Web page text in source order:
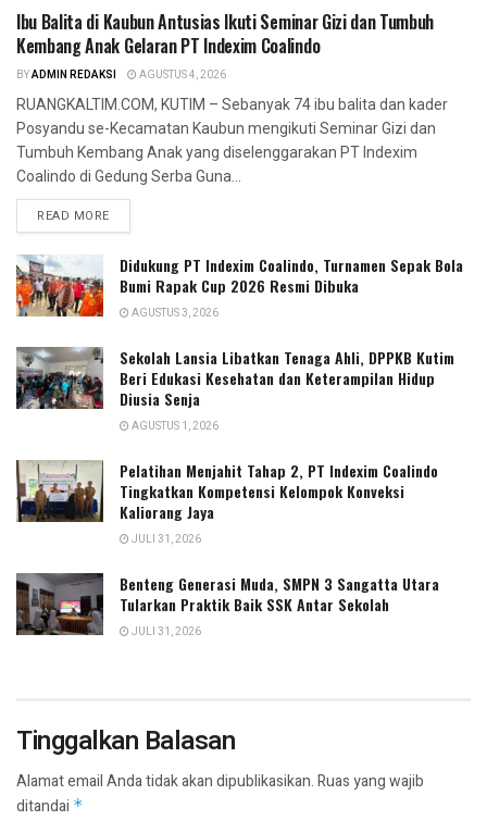
Ibu Balita di Kaubun Antusias Ikuti Seminar Gizi dan Tumbuh
Kembang Anak Gelaran PT Indexim Coalindo
BYADMIN REDAKSI AGUSTUS 4, 2026
RUANGKALTIM.COM, KUTIM – Sebanyak 74 ibu balita dan kader
Posyandu se-Kecamatan Kaubun mengikuti Seminar Gizi dan
Tumbuh Kembang Anak yang diselenggarakan PT Indexim
Coalindo di Gedung Serba Guna...
READ MORE
Didukung PT Indexim Coalindo, Turnamen Sepak Bola
Bumi Rapak Cup 2026 Resmi Dibuka
AGUSTUS 3, 2026
Sekolah Lansia Libatkan Tenaga Ahli, DPPKB Kutim
Beri Edukasi Kesehatan dan Keterampilan Hidup
Diusia Senja
AGUSTUS 1, 2026
Pelatihan Menjahit Tahap 2, PT Indexim Coalindo
Tingkatkan Kompetensi Kelompok Konveksi
Kaliorang Jaya
JULI 31, 2026
Benteng Generasi Muda, SMPN 3 Sangatta Utara
Tularkan Praktik Baik SSK Antar Sekolah
JULI 31, 2026
Tinggalkan Balasan
Alamat email Anda tidak akan dipublikasikan.Ruas yang wajib
ditandai *